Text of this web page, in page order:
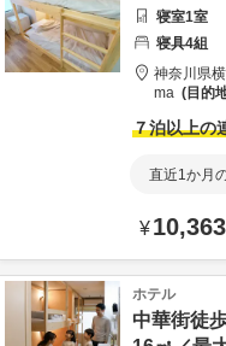
寝室1室
寝具4組
神奈川県
ma
目的
７泊以上の
直近1か月
¥10,363
ホテル
中華街徒